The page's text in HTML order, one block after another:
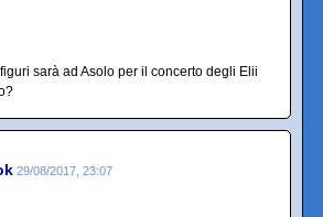
sarà ad Asolo per il concerto degli Elii
29/08/2017, 23:07